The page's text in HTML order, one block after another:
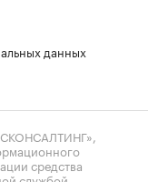
данных
средства